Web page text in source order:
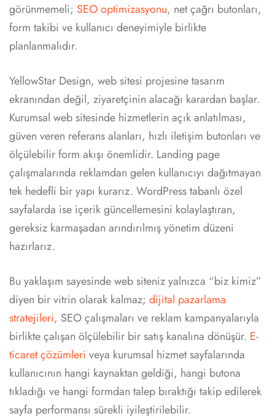
görünmemeli; SEO optimizasyonu, net çağrı butonları,
form takibi ve kullanıcı deneyimiyle birlikte
planlanmalıdır.
YellowStar Design, web sitesi projesine tasarım
ekranından değil, ziyaretçinin alacağı karardan başlar.
Kurumsal web sitesinde hizmetlerin açık anlatılması,
güven veren referans alanları, hızlı iletişim butonları ve
ölçülebilir form akışı önemlidir. Landing page
çalışmalarında reklamdan gelen kullanıcıyı dağıtmayan
tek hedefli bir yapı kurarız. WordPress tabanlı özel
sayfalarda ise içerik güncellemesini kolaylaştıran,
gereksiz karmaşadan arındırılmış yönetim düzeni
hazırlarız.
Bu yaklaşım sayesinde web siteniz yalnızca “biz kimiz”
diyen bir vitrin olarak kalmaz; dijital pazarlama
stratejileri, SEO çalışmaları ve reklam kampanyalarıyla
birlikte çalışan ölçülebilir bir satış kanalına dönüşür. E-
ticaret çözümleri veya kurumsal hizmet sayfalarında
kullanıcının hangi kaynaktan geldiği, hangi butona
tıkladığı ve hangi formdan talep bıraktığı takip edilerek
sayfa performansı sürekli iyileştirilebilir.